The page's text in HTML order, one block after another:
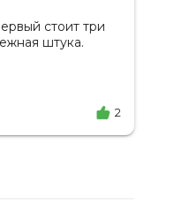
стоит три
штука.
2